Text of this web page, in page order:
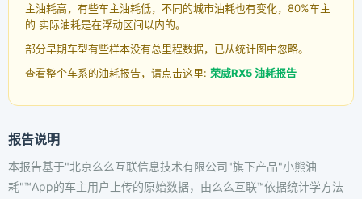
主油耗高，有些车主油耗低，不同的城市油耗也有变化，80%车主
的 实际油耗是在浮动区间以内的。
部分早期车型有些样本没有总里程数据，已从统计图中忽略。
查看整个车系的油耗报告，请点击这里: 荣威RX5 油耗报告
报告说明
本报告基于"北京么么互联信息技术有限公司"旗下产品"小熊油
耗"™App的车主用户上传的原始数据，由么么互联™依据统计学方法